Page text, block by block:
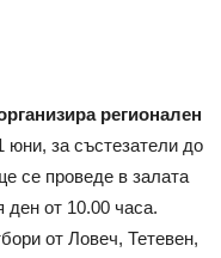
регионален
юни, за състезатели до
се проведе в залата
ден от 10.00 часа.
от Ловеч, Тетевен,